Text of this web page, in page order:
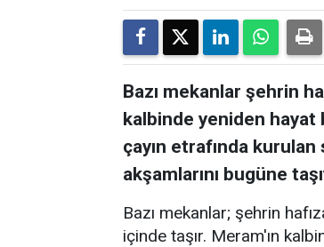
Bazı mekanlar şehrin
kalbinde yeniden hayat
çayın etrafında
akşamlarını bugüne
Bazı mekanlar; şehrin
içinde taşır. Meram'ın